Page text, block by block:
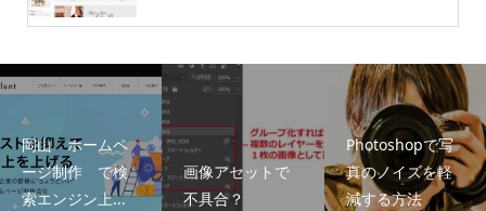
岡山 ホームペ
ージ制作 で検
索エンジン上...
画像アセットで
不具合？
Photoshopで写
真のノイズを軽
減する方法